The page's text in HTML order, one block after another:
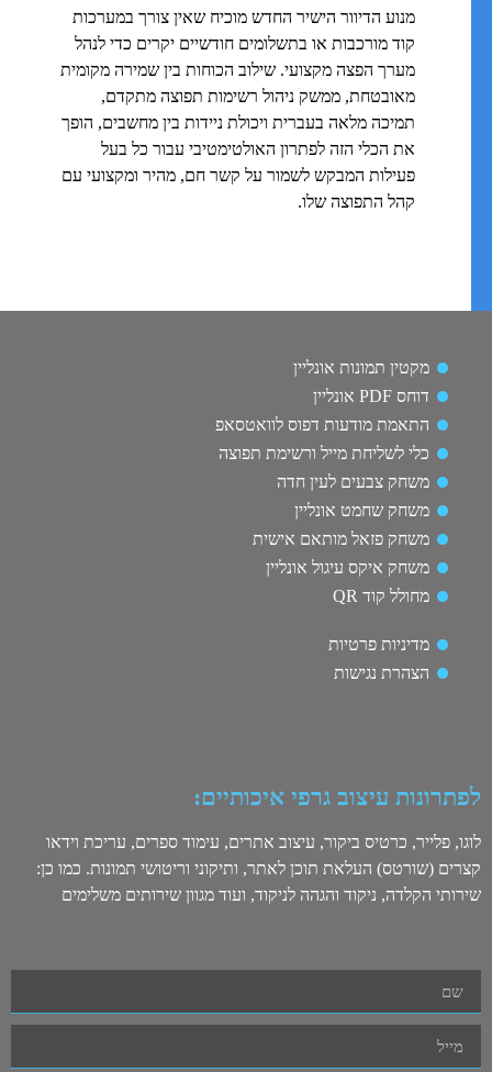
מנוע הדיוור הישיר החדש מוכיח שאין צורך במערכות
קוד מורכבות או בתשלומים חודשיים יקרים כדי לנהל
מערך הפצה מקצועי. שילוב הכוחות בין שמירה מקומית
מאובטחת, ממשק ניהול רשימות תפוצה מתקדם,
תמיכה מלאה בעברית ויכולת ניידות בין מחשבים, הופך
את הכלי הזה לפתרון האולטימטיבי עבור כל בעל
פעילות המבקש לשמור על קשר חם, מהיר ומקצועי עם
קהל התפוצה שלו.
מקטין תמונות אונליין
דוחס PDF אונליין
התאמת מודעות דפוס לוואטסאפ
כלי לשליחת מייל ורשימת תפוצה
משחק צבעים לעין חדה
משחק שחמט אונליין
משחק פזאל מותאם אישית
משחק איקס עיגול אונליין
מחולל קוד QR
מדיניות פרטיות
הצהרת נגישות
לפתרונות עיצוב גרפי איכותיים:
לוגו, פלייר, כרטיס ביקור, עיצוב אתרים, עימוד ספרים, עריכת וידאו
קצרים (שורטס) העלאת תוכן לאתר, ותיקוני וריטושי תמונות. כמו כן:
שירותי הקלדה, ניקוד והגהה לניקוד, ועוד מגוון שירותים משלימים